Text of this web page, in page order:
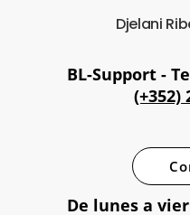
Djelani
BL-Support -
(+352)
De lunes a